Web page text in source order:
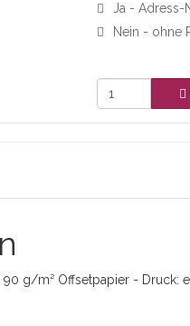
Ja - Adress-
Nein - ohne
90 g/m² Offsetpapier - Druck: